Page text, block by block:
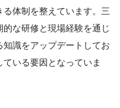
体制を整えています。三
な研修と現場経験を通じ
識をアップデートしてお
いる要因となっていま